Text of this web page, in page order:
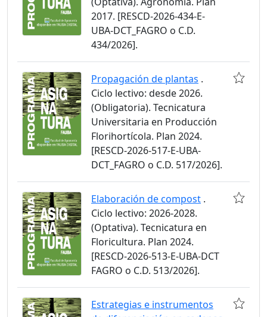
2017. [RESCD-2026-434-E-
UBA-DCT_FAGRO o C.D.
434/2026].
Propagación de plantas .
Ciclo lectivo: desde 2026.
(Obligatoria). Tecnicatura
Universitaria en Producción
Florihortícola. Plan 2024.
[RESCD-2026-517-E-UBA-
DCT_FAGRO o C.D. 517/2026].
Elaboración de compost .
Ciclo lectivo: 2026-2028.
(Optativa). Tecnicatura en
Floricultura. Plan 2024.
[RESCD-2026-513-E-UBA-DCT
FAGRO o C.D. 513/2026].
Estrategias e instrumentos